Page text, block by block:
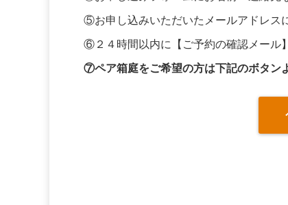
⑤お申し込みいただいたメールアドレス
⑥２４時間以内に【ご予約の確認メール
⑦ペア箱庭をご希望の方は下記のボタン